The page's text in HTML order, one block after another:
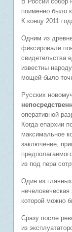
поименно было
К концу 2011
Одним из
фиксировали
свидетельства
известны
мощей было
Русских
оперативной
Когда епархии
максимальное
заключение,
из под пера
Один из
которой можно
Сразу после
из